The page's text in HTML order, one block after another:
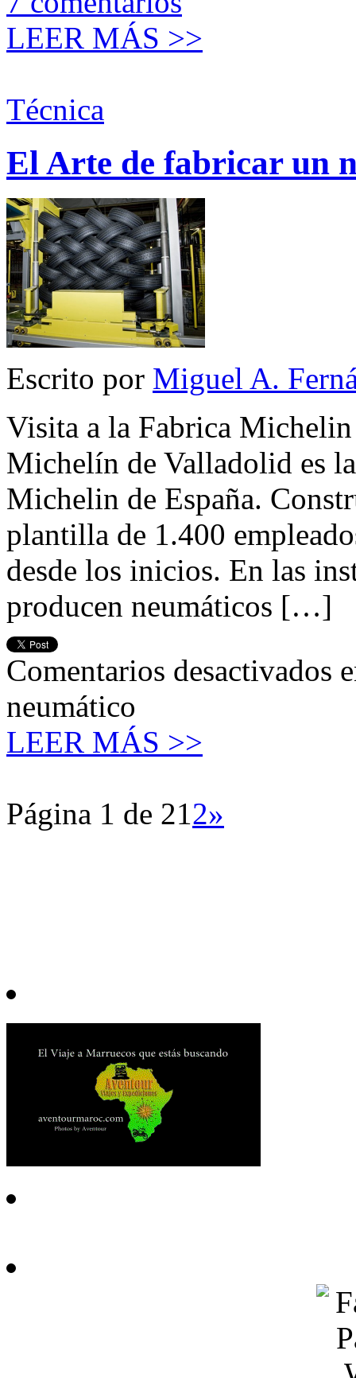
LEER MÁS >>
Técnica
El Arte de fabricar un
Escrito por Miguel A.
Visita a la Fabrica
Michelín de Valladolid es
Michelin de España.
plantilla de 1.400
desde los inicios. En las
producen neumáticos […]
Comentarios desactivados
neumático
LEER MÁS >>
Página 1 de 212»